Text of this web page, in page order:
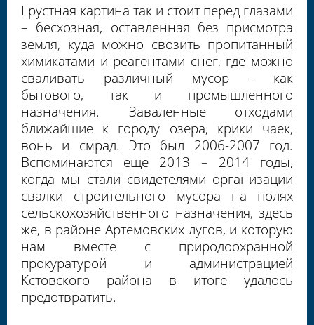
Грустная картина так и стоит перед глазами
– бесхозная, оставленная без присмотра
земля, куда можно свозить пропитанный
химикатами и реагентами снег, где можно
сваливать различный мусор – как
бытового, так и промышленного
назначения. Заваленные отходами
ближайшие к городу озера, крики чаек,
вонь и смрад. Это был 2006-2007 год.
Вспоминаются еще 2013 – 2014 годы,
когда мы стали свидетелями организации
свалки строительного мусора на полях
сельскохозяйственного назначения, здесь
же, в районе Артемовских лугов, и которую
нам вместе с природоохранной
прокуратурой и администрацией
Кстовского района в итоге удалось
предотвратить.